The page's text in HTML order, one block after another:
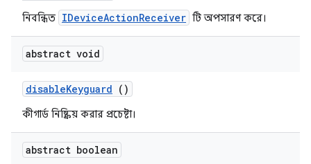
নিবন্ধিত IDeviceActionReceiver টি অপসারণ করে।
abstract void
disableKeyguard ()
কীগার্ড নিষ্ক্রিয় করার প্রচেষ্টা।
abstract boolean